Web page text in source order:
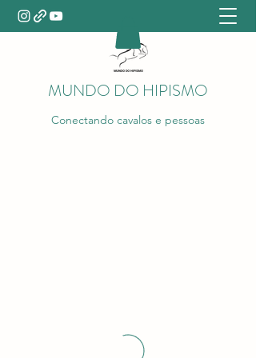
MUNDO DO HIPISMO
Conectando cavalos e pessoas